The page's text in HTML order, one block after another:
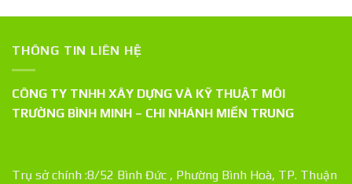
THÔNG TIN LIÊN HỆ
CÔNG TY TNHH XÂY DỰNG VÀ KỸ THUẬT MÔI
TRƯỜNG BÌNH MINH – CHI NHÁNH MIỀN TRUNG
Trụ sở chính :8/52 Bình Đức , Phường Bình Hoà, TP. Thuận